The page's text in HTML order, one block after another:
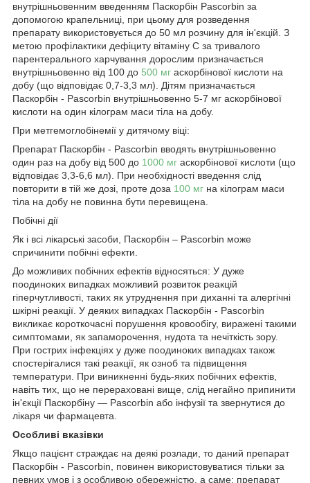
внутрішньовенним введенням Паскорбін Pascorbin за
допомогою крапельниці, при цьому для розведення
препарату використовується до 50 мл розчину для ін'єкцій. З
метою профілактики дефіциту вітаміну C за тривалого
парентерального харчування дорослим призначається
внутрішньовенно від 100 до 500 мг аскорбінової кислоти на
добу (що відповідає 0,7-3,3 мл). Дітям призначається
Паскорбін - Pascorbin внутрішньовенно 5-7 мг аскорбінової
кислоти на один кілограм маси тіла на добу.
При метгемоглобінемії у дитячому віці:
Препарат Паскорбін - Pascorbin вводять внутрішньовенно
один раз на добу від 500 до 1000 мг аскорбінової кислоти (що
відповідає 3,3-6,6 мл). При необхідності введення слід
повторити в тій же дозі, проте доза 100 мг на кілограм маси
тіла на добу не повинна бути перевищена.
Побічні дії
Як і всі лікарські засоби, Паскорбін – Pascorbin може
спричинити побічні ефекти.
До можливих побічних ефектів відносяться: У дуже
поодиноких випадках можливий розвиток реакцій
гіперчутливості, таких як утруднення при диханні та алергічні
шкірні реакції. У деяких випадках Паскорбін - Pascorbin
викликає короткочасні порушення кровообігу, виражені такими
симптомами, як запаморочення, нудота та нечіткість зору.
При гострих інфекціях у дуже поодиноких випадках також
спостерігалися такі реакції, як озноб та підвищення
температури. При виникненні будь-яких побічних ефектів,
навіть тих, що не перераховані вище, слід негайно припинити
ін'єкції Паскорбіну — Pascorbin або інфузії та звернутися до
лікаря чи фармацевта.
Особливі вказівки
Якщо пацієнт страждає на деякі розлади, то даний препарат
Паскорбін - Pascorbin, повинен використовуватися тільки за
певних умов і з особливою обережністю, а саме: препарат